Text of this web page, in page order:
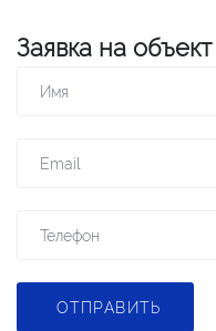
Заявка на объект
ОТПРАВИТЬ